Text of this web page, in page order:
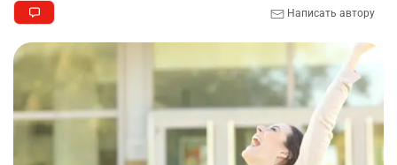
Написать автору